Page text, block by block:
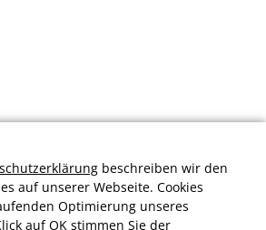
beschreiben wir den
auf unserer Webseite. Cookies
Optimierung unseres
auf OK stimmen Sie der